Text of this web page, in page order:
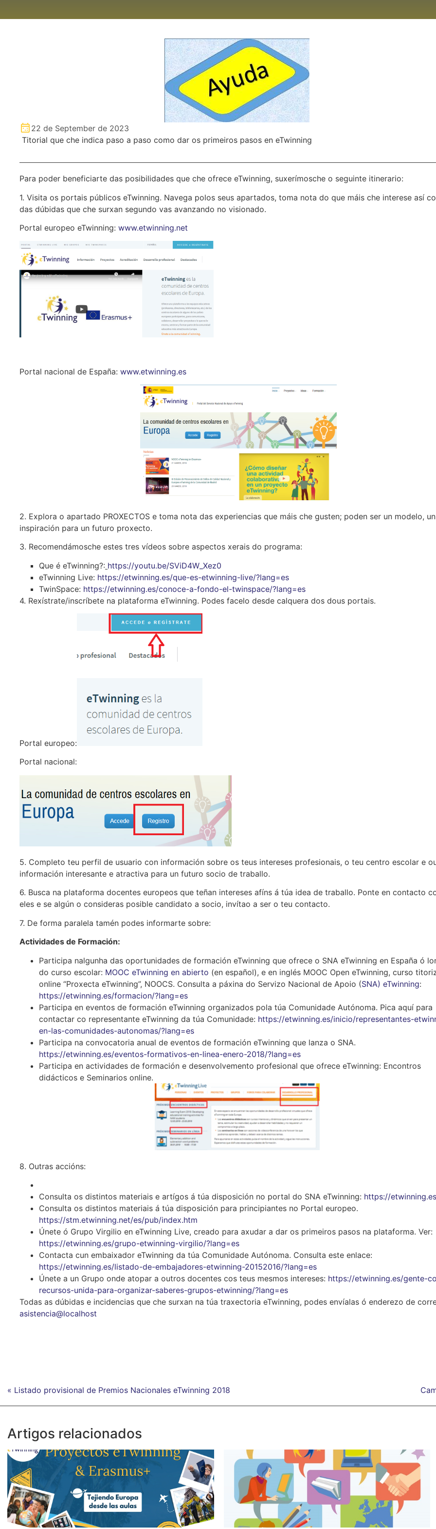
22 de September de 2023
Titorial que che indica paso a paso como dar os primeiros pasos en eTwinning
Para poder beneficiarte das posibilidades que che ofrece eTwinning, suxerímosche o seguinte itinerario:
1. Visita os portais públicos eTwinning. Navega polos seus apartados, toma nota do que máis che interese así
das dúbidas que che surxan segundo vas avanzando no visionado.
Portal europeo eTwinning: www.etwinning.net
Portal nacional de España: www.etwinning.es
2. Explora o apartado PROXECTOS e toma nota das experiencias que máis che gusten; poden ser un modelo,
inspiración para un futuro proxecto.
3. Recomendámosche estes tres vídeos sobre aspectos xerais do programa:
Que é eTwinning?: https://youtu.be/SViD4W_Xez0
eTwinning Live: https://etwinning.es/que-es-etwinning-live/?lang=es
TwinSpace: https://etwinning.es/conoce-a-fondo-el-twinspace/?lang=es
4. Rexístrate/inscríbete na plataforma eTwinning. Podes facelo desde calquera dos dous portais.
Portal europeo:
Portal nacional:
5. Completo teu perfil de usuario con información sobre os teus intereses profesionais, o teu centro escolar e
información interesante e atractiva para un futuro socio de traballo.
6. Busca na plataforma docentes europeos que teñan intereses afíns á túa idea de traballo. Ponte en contacto
eles e se algún o consideras posible candidato a socio, invítao a ser o teu contacto.
7. De forma paralela tamén podes informarte sobre:
Actividades de Formación:
Participa nalgunha das oportunidades de formación eTwinning que ofrece o SNA eTwinning en España ó
do curso escolar: MOOC eTwinning en abierto (en español), e en inglés MOOC Open eTwinning, curso
online “Proxecta eTwinning”, NOOCS. Consulta a páxina do Servizo Nacional de Apoio (SNA) eTwinning:
https://etwinning.es/formacion/?lang=es
Participa en eventos de formación eTwinning organizados pola túa Comunidade Autónoma. Pica aquí para
contactar co representante eTwinning da túa Comunidade: https://etwinning.es/inicio/representantes-
en-las-comunidades-autonomas/?lang=es
Participa na convocatoria anual de eventos de formación eTwinning que lanza o SNA.
https://etwinning.es/eventos-formativos-en-linea-enero-2018/?lang=es
Participa en actividades de formación e desenvolvemento profesional que ofrece eTwinning: Encontros
didácticos e Seminarios online.
8. Outras accións:
Consulta os distintos materiais e artígos á túa disposición no portal do SNA eTwinning: https://
Consulta os distintos materiais á túa disposición para principiantes no Portal europeo.
https://stm.etwinning.net/es/pub/index.htm
Únete ó Grupo Virgilio en eTwinning Live, creado para axudar a dar os primeiros pasos na plataforma. Ver:
https://etwinning.es/grupo-etwinning-virgilio/?lang=es
Contacta cun embaixador eTwinning da túa Comunidade Autónoma. Consulta este enlace:
https://etwinning.es/listado-de-embajadores-etwinning-20152016/?lang=es
Únete a un Grupo onde atopar a outros docentes cos teus mesmos intereses: https://etwinning.es/gente-
recursos-unida-para-organizar-saberes-grupos-etwinning/?lang=es
Todas as dúbidas e incidencias que che surxan na túa traxectoria eTwinning, podes envíalas ó enderezo de
asistencia@localhost
« Listado provisional de Premios Nacionales eTwinning 2018
Artigos relacionados